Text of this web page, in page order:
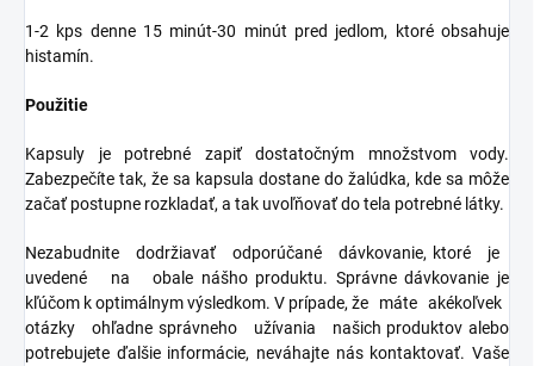
1-2 kps denne 15 minút-30 minút pred jedlom, ktoré obsahuje
histamín.
Použitie
Kapsuly je potrebné zapiť dostatočným množstvom vody.
Zabezpečíte tak, že sa kapsula dostane do žalúdka, kde sa môže
začať postupne rozkladať, a tak uvoľňovať do tela potrebné látky.
Nezabudnite dodržiavať odporúčané dávkovanie, ktoré je
uvedené na obale nášho produktu. Správne dávkovanie je
kľúčom k optimálnym výsledkom. V prípade, že máte akékoľvek
otázky ohľadne správneho užívania našich produktov alebo
potrebujete ďalšie informácie, neváhajte nás kontaktovať. Vaše